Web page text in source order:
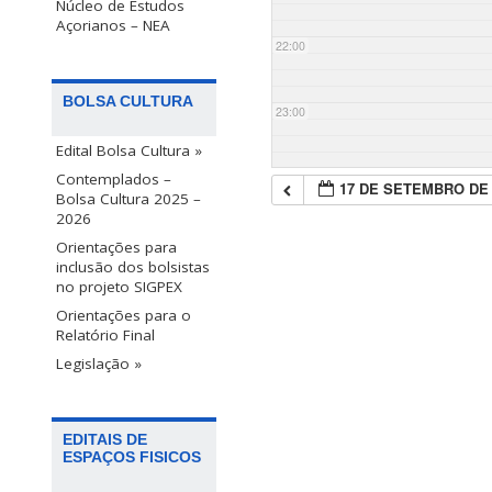
Núcleo de Estudos
Açorianos – NEA
BOLSA CULTURA
Edital Bolsa Cultura »
Contemplados –
Bolsa Cultura 2025 –
2026
Orientações para
inclusão dos bolsistas
no projeto SIGPEX
Orientações para o
Relatório Final
Legislação »
EDITAIS DE
ESPAÇOS FISICOS
22:00
23:00
17 DE SETEMBRO DE